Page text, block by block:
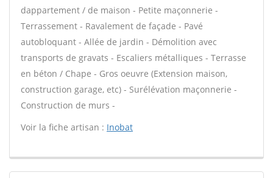
dappartement / de maison - Petite maçonnerie -
Terrassement - Ravalement de façade - Pavé
autobloquant - Allée de jardin - Démolition avec
transports de gravats - Escaliers métalliques - Terrasse
en béton / Chape - Gros oeuvre (Extension maison,
construction garage, etc) - Surélévation maçonnerie -
Construction de murs -
Voir la fiche artisan : Inobat